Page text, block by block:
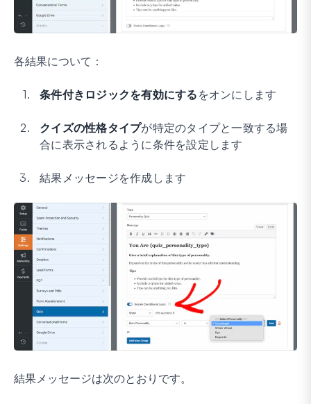
各結果について：
条件付きロジックを有効にする をオンにします
クイズの性格タイプが特定のタイプと一致する場
合に表示されるように条件を設定します
結果メッセージを作成します
結果メッセージは次のとおりです。